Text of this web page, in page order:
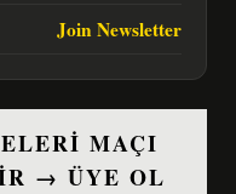
Join Newsletter
MAÇI
→ ÜYE OL